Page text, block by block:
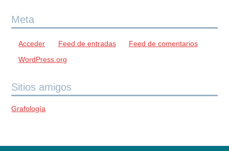
Meta
Acceder Feed de entradas
Feed de comentarios
WordPress.org
Sitios amigos
Grafología